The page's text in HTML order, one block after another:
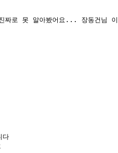
짜로 못 알아봤어요... 장동건님
다